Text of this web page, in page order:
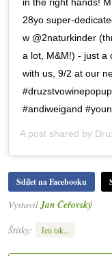
in the right hands!
28yo super-
w @2naturkinder
a lot, M&M!) - just a
with us, 9/2 at our
#andiweigand
A post shared by
Sdílet na Facebooku
VystavilJan Čeřovský
Štítky:
Jen tak...